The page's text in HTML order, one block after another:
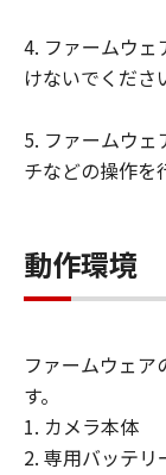
関連会
店、な
びお客
用を支
る責任
輸出
より必
接また
4. ファームウェ
けないでくださ
5. ファームウ
チなどの操作を
動作環境
ファームウェア
す。
1. カメラ本体
2. 専用バッテ